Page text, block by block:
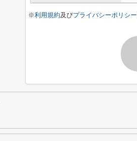
※利用規約及びプライバシーポリシー